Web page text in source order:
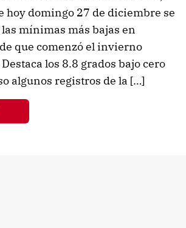
hoy domingo 27 de diciembre se
mínimas más bajas en
que comenzó el invierno
los 8.8 grados bajo cero
algunos registros de la […]